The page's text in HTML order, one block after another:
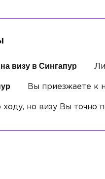
визу в Сингапур
Вы приезжаете к
но визу Вы точно